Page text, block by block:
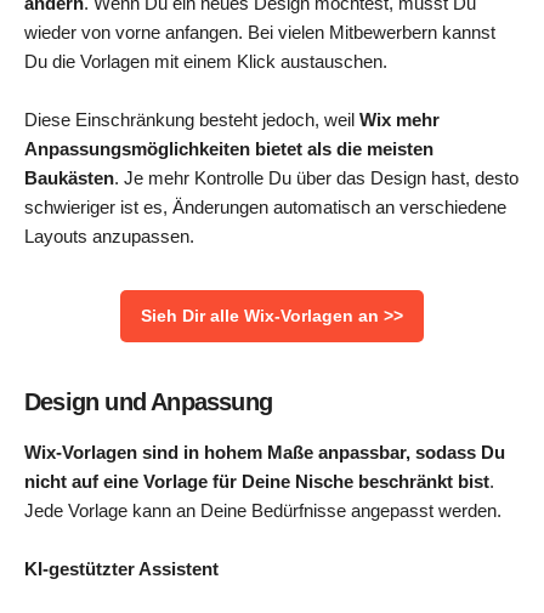
wieder von vorne anfangen. Bei vielen Mitbewerbern kannst
Du die Vorlagen mit einem Klick austauschen.
Diese Einschränkung besteht jedoch, weil Wix mehr
Anpassungsmöglichkeiten bietet als die meisten
Baukästen. Je mehr Kontrolle Du über das Design hast, desto
schwieriger ist es, Änderungen automatisch an verschiedene
Layouts anzupassen.
Sieh Dir alle Wix-Vorlagen an >>
Design und Anpassung
Wix-Vorlagen sind in hohem Maße anpassbar, sodass Du
nicht auf eine Vorlage für Deine Nische beschränkt bist.
Jede Vorlage kann an Deine Bedürfnisse angepasst werden.
KI-gestützter Assistent